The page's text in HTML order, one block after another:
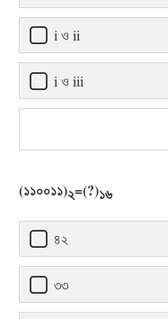
i ও ii
i ও iii
(১১০০১১)২=(?)১৬
৪২
৩৩